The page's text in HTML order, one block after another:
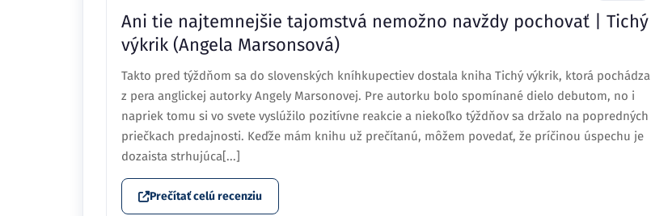
Ani tie najtemnejšie tajomstvá nemožno navždy pochovať | Tichý
výkrik (Angela Marsonsová)
Takto pred týždňom sa do slovenských kníhkupectiev dostala kniha Tichý výkrik, ktorá pochádza
z pera anglickej autorky Angely Marsonovej. Pre autorku bolo spomínané dielo debutom, no i
napriek tomu si vo svete vyslúžilo pozitívne reakcie a niekoľko týždňov sa držalo na popredných
priečkach predajnosti. Keďže mám knihu už prečítanú, môžem povedať, že príčinou úspechu je
dozaista strhujúca[...]
Prečítať celú recenziu